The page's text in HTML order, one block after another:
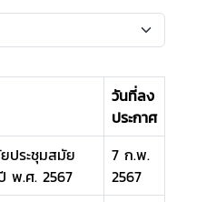
วันที่ลง
ประกาศ
ประชุมสมัย
พ.ศ. 2567
7 ก.พ.
2567